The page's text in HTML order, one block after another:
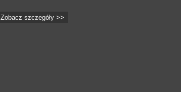
Zobacz szczegóły >>